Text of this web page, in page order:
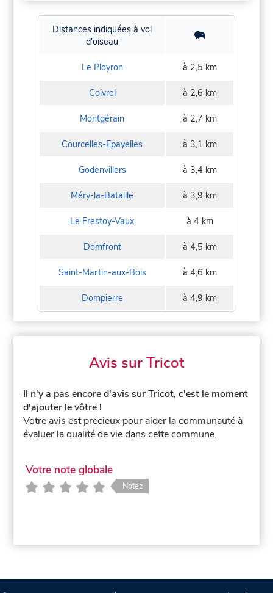
Distances indiquées à vol
d'oiseau
Le Ployron à 2,5 km
Coivrel à 2,6 km
Montgérain à 2,7 km
Courcelles-Epayelles à 3,1 km
Godenvillers à 3,4 km
Méry-la-Bataille à 3,9 km
Le Frestoy-Vaux à 4 km
Domfront à 4,5 km
Saint-Martin-aux-Bois à 4,6 km
Dompierre à 4,9 km
Avis sur Tricot
Il n'y a pas encore d'avis sur Tricot, c'est le moment
d'ajouter le vôtre !
Votre avis est précieux pour aider la communauté à
évaluer la qualité de vie dans cette commune.
Votre note globale
Notez